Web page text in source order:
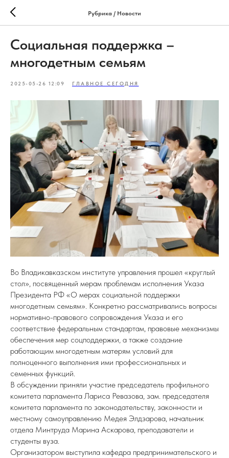
Рубрика / Новости
Социальная поддержка –
многодетным семьям
2025-05-26 12:09 ГЛАВНОЕ СЕГОДНЯ
Во Владикавказском институте управления прошел «круглый
стол», посвященный мерам проблемам исполнения Указа
Президента РФ «О мерах социальной поддержки
многодетным семьям». Конкретно рассматривались вопросы
нормативно-правового сопровождения Указа и его
соответствие федеральным стандартам, правовые механизмы
обеспечения мер соцподдержки, а также создание
работающим многодетным матерям условий для
полноценного выполнения ими профессиональных и
семенных функций.
В обсуждении приняли участие председатель профильного
комитета парламента Лариса Ревазова, зам. председателя
комитета парламента по законодательству, законности и
местному самоуправлению Медея Элдзapова, начальник
отдела Минтруда Марина Аскарова, преподаватели и
студенты вуза.
Организатором выступила кафедра предпринимательского и